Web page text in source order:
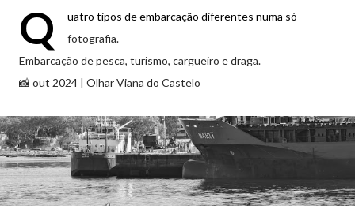
Q
uatro tipos de embarcação diferentes numa só
fotografia.
Embarcação de pesca, turismo, cargueiro e draga.
📸 out 2024 | Olhar Viana do Castelo